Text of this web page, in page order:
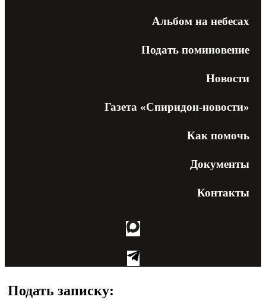
Альбом на небесах
Подать поминовение
Новости
Газета «Спиридон-новости»
Как помочь
Документы
Контакты
Подать записку: